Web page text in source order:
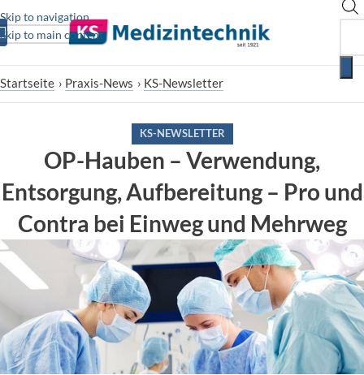
Skip to navigation
Skip to main content
Startseite › Praxis-News › KS-Newsletter
KS-NEWSLETTER
OP-Hauben – Verwendung,
Entsorgung, Aufbereitung – Pro und
Contra bei Einweg und Mehrweg